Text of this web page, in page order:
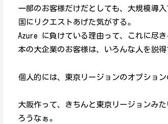
一部のお客様だけだとしても、大規模導
国にリクエストあげた気がする。
Azure に負けている理由って、これに尽
本の大企業のお客様は、いろんな人を説得
個人的には、東京リージョンのオプション
大阪作って、きちんと東京リージョンみ
ろうなぁ。